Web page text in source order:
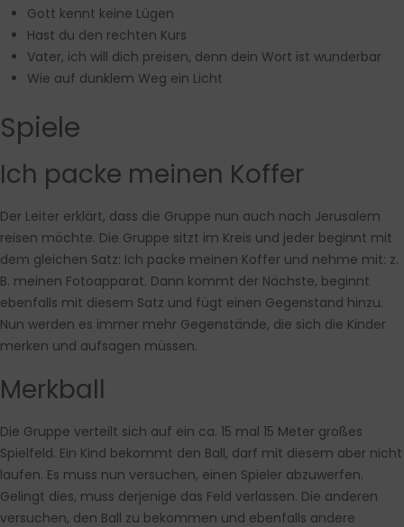
Gott kennt keine Lügen
Hast du den rechten Kurs
Vater, ich will dich preisen, denn dein Wort ist wunderbar
Wie auf dunklem Weg ein Licht
Spiele
Ich packe meinen Koffer
Der Leiter erklärt, dass die Gruppe nun auch nach Jerusalem
reisen möchte. Die Gruppe sitzt im Kreis und jeder beginnt mit
dem gleichen Satz: Ich packe meinen Koffer und nehme mit: z.
B. meinen Fotoapparat. Dann kommt der Nächste, beginnt
ebenfalls mit diesem Satz und fügt einen Gegenstand hinzu.
Nun werden es immer mehr Gegenstände, die sich die Kinder
merken und aufsagen müssen.
Merkball
Die Gruppe verteilt sich auf ein ca. 15 mal 15 Meter großes
Spielfeld. Ein Kind bekommt den Ball, darf mit diesem aber nicht
laufen. Es muss nun versuchen, einen Spieler abzuwerfen.
Gelingt dies, muss derjenige das Feld verlassen. Die anderen
versuchen, den Ball zu bekommen und ebenfalls andere